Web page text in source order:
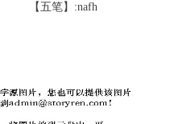
【五笔】:nafh